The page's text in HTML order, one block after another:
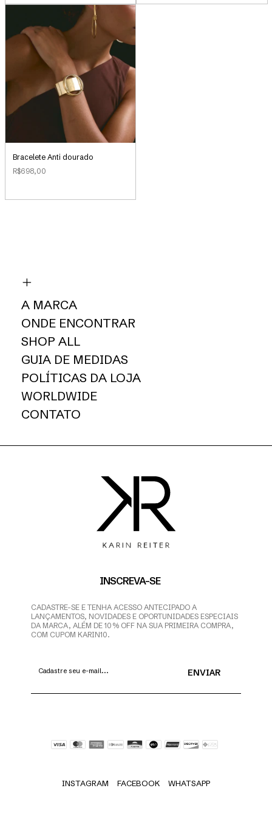
Bracelete Anti dourado
R$698,00
A MARCA
ONDE ENCONTRAR
SHOP ALL
GUIA DE MEDIDAS
POLÍTICAS DA LOJA
WORLDWIDE
CONTATO
INSCREVA-SE
CADASTRE-SE E TENHA ACESSO ANTECIPADO A
LANÇAMENTOS, NOVIDADES E OPORTUNIDADES ESPECIAIS
DA MARCA, ALÉM DE 10% OFF NA SUA PRIMEIRA COMPRA,
COM CUPOM KARIN10.
INSTAGRAM FACEBOOK WHATSAPP